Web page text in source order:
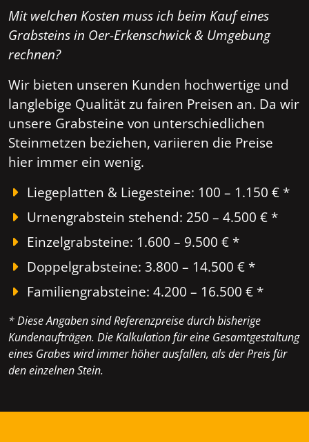
Mit welchen Kosten muss ich beim Kauf eines
Grabsteins in Oer-Erkenschwick & Umgebung
rechnen?
Wir bieten unseren Kunden hochwertige und
langlebige Qualität zu fairen Preisen an. Da wir
unsere Grabsteine von unterschiedlichen
Steinmetzen beziehen, variieren die Preise
hier immer ein wenig.
Liegeplatten & Liegesteine: 100 – 1.150 € *
Urnengrabstein stehend: 250 – 4.500 € *
Einzelgrabsteine: 1.600 – 9.500 € *
Doppelgrabsteine: 3.800 – 14.500 € *
Familiengrabsteine: 4.200 – 16.500 € *
* Diese Angaben sind Referenzpreise durch bisherige
Kundenaufträgen. Die Kalkulation für eine Gesamtgestaltung
eines Grabes wird immer höher ausfallen, als der Preis für
den einzelnen Stein.